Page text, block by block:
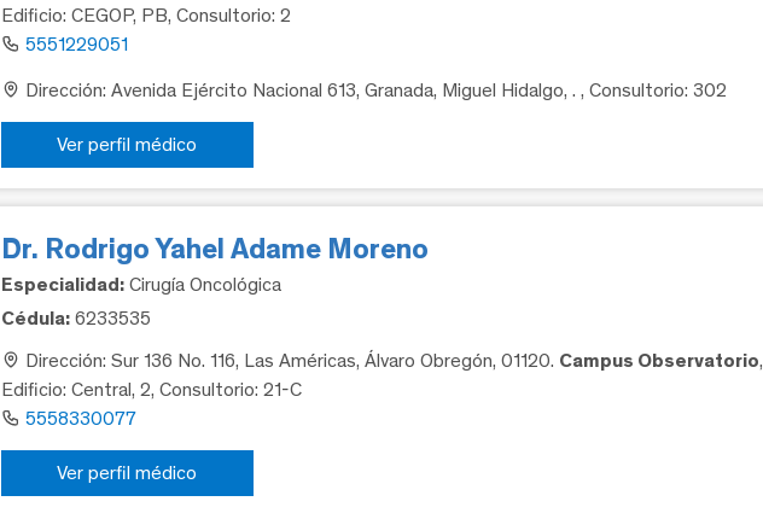
Edificio: CEGOP, PB, Consultorio: 2
5551229051
Dirección: Avenida Ejército Nacional 613, Granada, Miguel Hidalgo, . , Consultorio: 302
Ver perfil médico
Dr. Rodrigo Yahel Adame Moreno
Especialidad: Cirugía Oncológica
Cédula: 6233535
Dirección: Sur 136 No. 116, Las Américas, Álvaro Obregón, 01120. Campus Observatorio,
Edificio: Central, 2, Consultorio: 21-C
5558330077
Ver perfil médico